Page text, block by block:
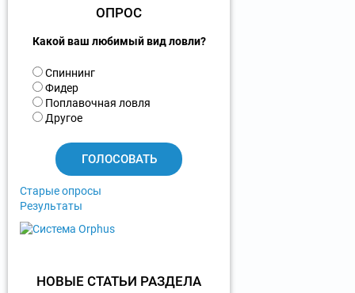
ОПРОС
Какой ваш любимый вид ловли?
В
а
р
и
Спиннинг
Фидер
Поплавочная ловля
Другое
Старые опросы
Результаты
НОВЫЕ СТАТЬИ РАЗДЕЛА